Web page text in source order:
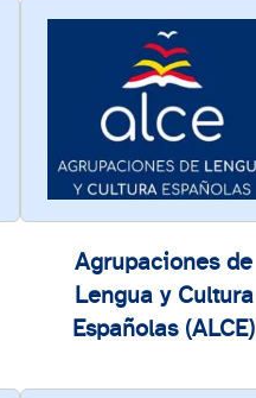
Agrupaciones de
Lengua y Cultura
Españolas (ALCE)